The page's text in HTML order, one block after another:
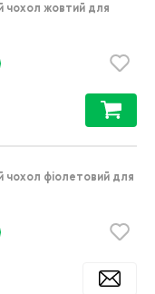
чохол жовтий для
чохол фіолетовий для